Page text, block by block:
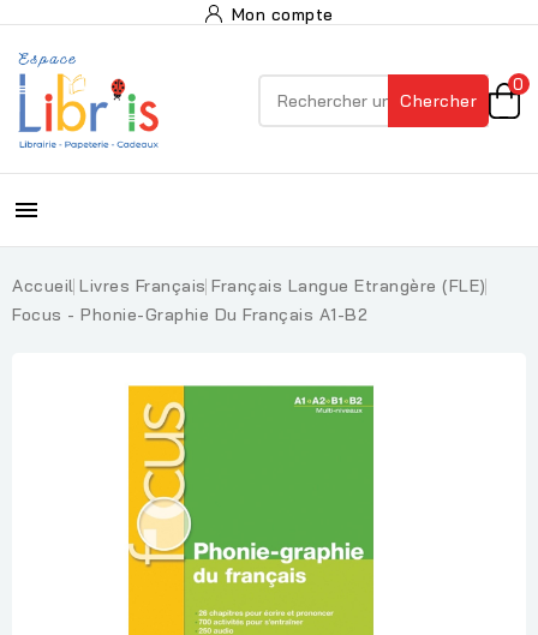
Mon compte
Chercher
0

Accueil Livres Français Français Langue Etrangère (FLE)
Focus - Phonie-Graphie Du Français A1-B2